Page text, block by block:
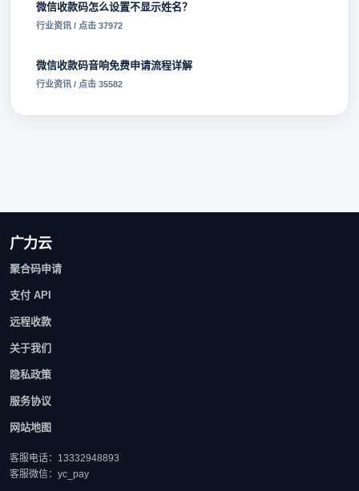
微信收款码怎么设置不显示姓名？
行业资讯 / 点击 37972
微信收款码音响免费申请流程详解
行业资讯 / 点击 35582
广力云
聚合码申请
支付 API
远程收款
关于我们
隐私政策
服务协议
网站地图
客服电话：13332948893
客服微信：yc_pay